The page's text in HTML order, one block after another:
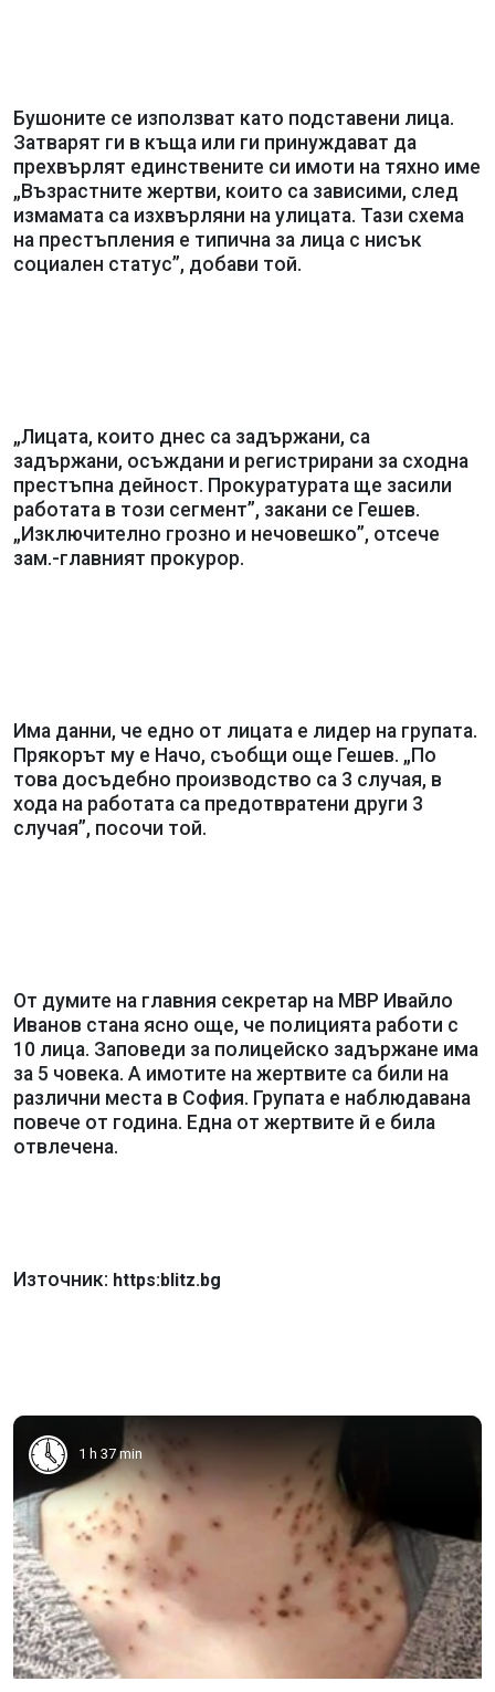
Бушоните се използват като подставени лица.
Затварят ги в къща или ги принуждават да
прехвърлят единствените си имоти на тяхно име
„Възрастните жертви, които са зависими, след
измамата са изхвърляни на улицата. Тази схема
на престъпления е типична за лица с нисък
социален статус”, добави той.
„Лицата, които днес са задържани, са
задържани, осъждани и регистрирани за сходна
престъпна дейност. Прокуратурата ще засили
работата в този сегмент”, закани се Гешев.
„Изключително грозно и нечовешко”, отсече
зам.-главният прокурор.
Има данни, че едно от лицата е лидер на групата.
Прякорът му е Начо, съобщи още Гешев. „По
това досъдебно производство са 3 случая, в
хода на работата са предотвратени други 3
случая”, посочи той.
От думите на главния секретар на МВР Ивайло
Иванов стана ясно още, че полицията работи с
10 лица. Заповеди за полицейско задържане има
за 5 човека. А имотите на жертвите са били на
различни места в София. Групата е наблюдавана
повече от година. Една от жертвите й е била
отвлечена.
Източник: https:blitz.bg
1 h 37 min